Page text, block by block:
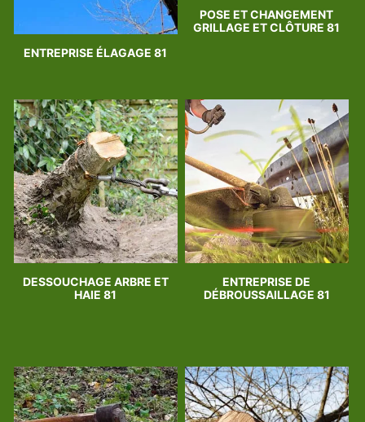
ENTREPRISE ÉLAGAGE 81
POSE ET CHANGEMENT
GRILLAGE ET CLÔTURE 81
DESSOUCHAGE ARBRE ET
HAIE 81
ENTREPRISE DE
DÉBROUSSAILLAGE 81